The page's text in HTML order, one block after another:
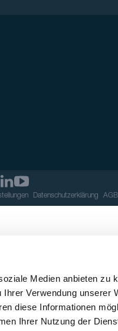
Medien anbieten zu
Verwendung unserer
diese Informationen
Ihrer Nutzung der
Datenschutzerklärung AGB